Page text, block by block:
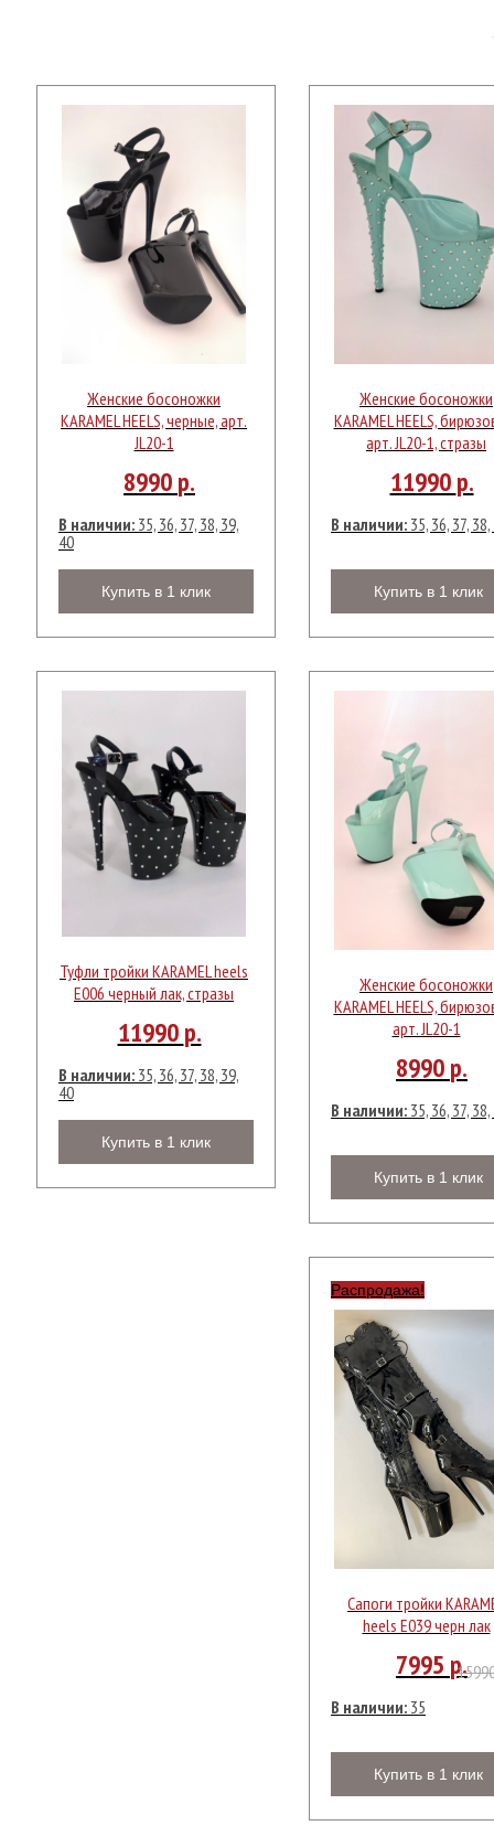
Женские босоножки
KARAMEL HEELS, черные, арт.
JL20-1
8990р.
В наличии: 35, 36, 37, 38, 39,
40
Купить в 1 клик
Женские босоножки
KARAMEL HEELS,
арт. JL20-1, стразы
11990р.
В наличии: 35, 36, 37,
Купить в 1 клик
Туфли тройки KARAMEL heels
Е006 черный лак, стразы
11990р.
В наличии: 35, 36, 37, 38, 39,
40
Купить в 1 клик
Женские босоножки
KARAMEL HEELS,
арт. JL20-1
8990р.
В наличии: 35, 36, 37,
Купить в 1 клик
Распродажа!
Сапоги тройки
heels Е039 черн лак
7995 р.
В наличии: 35
Купить в 1 клик